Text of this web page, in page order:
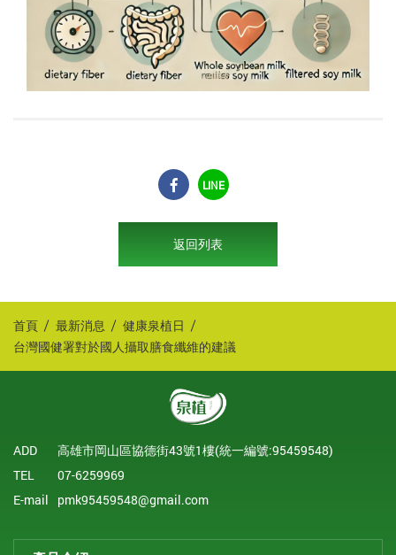
LINE
返回列表
首頁 最新消息
健康泉植日
台灣國健署對於國人攝取膳食纖維的建議
ADD
高雄市岡山區協德街43號1樓(統一編號:95459548)
TEL
07-6259969
E-mail
pmk95459548@gmail.com